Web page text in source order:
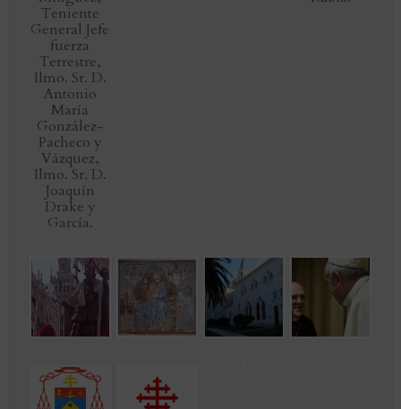
Teniente
General Jefe
fuerza
Terrestre,
Ilmo. Sr. D.
Antonio
María
González-
Pacheco y
Vázquez,
Ilmo. Sr. D.
Joaquín
Drake y
García.